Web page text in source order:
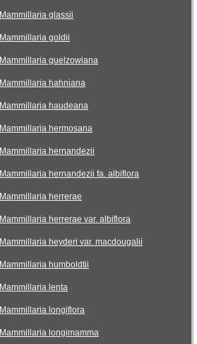
Mammillaria glassii
Mammillaria goldii
Mammillaria guelzowiana
Mammillaria hahniana
Mammillaria haudeana
Mammillaria hermosana
Mammillaria hernandezii
Mammillaria hernandezii fa. albiflora
Mammillaria herrerae
Mammillaria herrerae var. albiflora
Mammillaria heyderi var. macdougalii
Mammillaria humboldtii
Mammillaria lenta
Mammillaria longiflora
Mammillaria longimamma